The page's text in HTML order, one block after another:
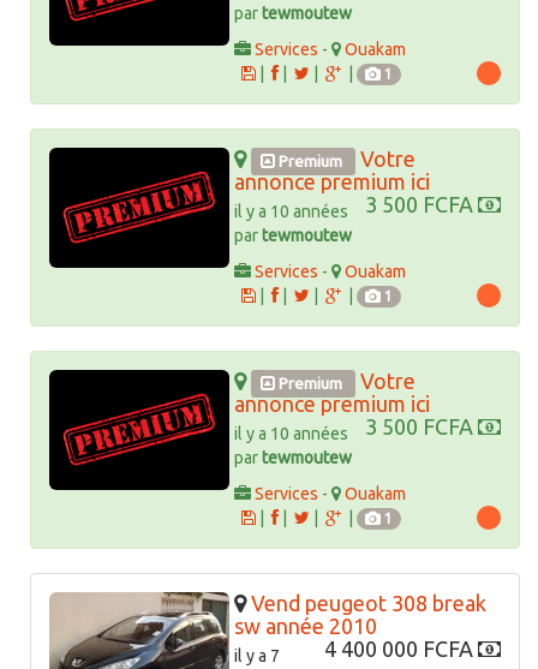
partewmoutew
Services -
Ouakam
|
1
Premium
Votre
annonce premium ici
3 500 FCFA
il y a 10 années
partewmoutew
Services -
Ouakam
|
1
Premium
Votre
annonce premium ici
3 500 FCFA
il y a 10 années
partewmoutew
Services -
Ouakam
|
1
Vend peugeot 308 break
sw année 2010
4 400 000 FCFA
il y a 7